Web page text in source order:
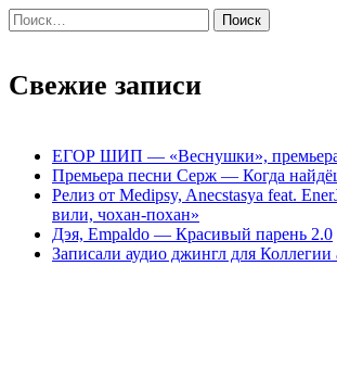
Найти:
Свежие записи
ЕГОР ШИП — «Веснушки», премьера
Премьера песни Серж — Когда
Релиз от Medipsy, Anecstasya feat.
вили, чохан-похан»
Дэя, Empaldo — Красивый парень 2.0
Записали аудио джингл для Коллегии